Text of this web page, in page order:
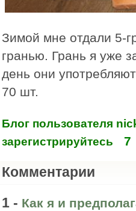
Зимой мне отдали 5-
гранью. Грань я уже
день они
70 шт.
Блог пользователя
зарегистрируйтесь
7
Комментарии
1 - Как я и